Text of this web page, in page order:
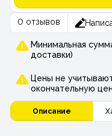
0 отзывов
Минимальная
доставки)
Цены не
окончательную
Описание